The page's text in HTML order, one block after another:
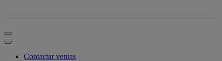
Contactar ventas